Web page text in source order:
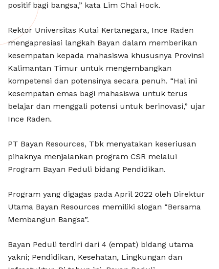
positif bagi bangsa,” kata Lim Chai Hock.
Rektor Universitas Kutai Kertanegara, Ince Raden
mengapresiasi langkah Bayan dalam memberikan
kesempatan kepada mahasiswa khususnya Provinsi
Kalimantan Timur untuk mengembangkan
kompetensi dan potensinya secara penuh. “Hal ini
kesempatan emas bagi mahasiswa untuk terus
belajar dan menggali potensi untuk berinovasi,” ujar
Ince Raden.
PT Bayan Resources, Tbk menyatakan keseriusan
pihaknya menjalankan program CSR melalui
Program Bayan Peduli bidang Pendidikan.
Program yang digagas pada April 2022 oleh Direktur
Utama Bayan Resources memiliki slogan “Bersama
Membangun Bangsa”.
Bayan Peduli terdiri dari 4 (empat) bidang utama
yakni; Pendidikan, Kesehatan, Lingkungan dan